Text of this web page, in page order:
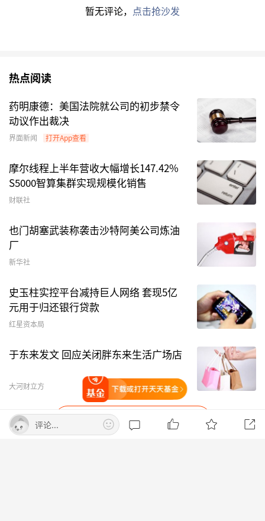
基金运作管理办法》及其他有关法律法规，我们研
一、起草背景
业绩比较基准是管理人基于产品定位和投资目标而
为基金设定的业绩参考标准，一般由指数、合约价
格、利率等要素构成，是基金合同的基本要素。从
功能作用看，业绩比较基准是基金投资
的“锚”和“尺”，发挥确定产品定位、明晰投资
策略、表征投资风格、衡量产品业绩、约束投资行
为等重要作用。但当前我国公募基金在业绩比较基
准方面还存在以下问题：一是法规制度缺乏专门
性、系统性的规定，仅在信息披露、特殊产品设计
等监管规则有零散要求，约束力不强。二是多数管
理人尚未建立覆盖业绩比较基准的全链条内控机
制，托管、销售等机构也未有效监督和使用基准。
三是部分主动管理权益类基金业绩大幅偏离业绩比
较基准，个别产品甚至出现“风格漂移”，对投资
者获得感造成较大影响。
二、主要内容
《指引》共二十一条，分为总则、基准的规范、管
暂无评论， 点击抢沙发
热点阅读
药明康德：美国法院就公司的初步禁令
动议作出裁决
界面新闻 打开App查看
摩尔线程上半年营收大幅增长147.42%
S5000智算集群实现规模化销售
财联社
也门胡塞武装称袭击沙特阿美公司炼油
厂
新华社
史玉柱实控平台减持巨人网络 套现5亿
元用于归还银行贷款
红星资本局
于东来发文 回应关闭胖东来生活广场店
大河财立方
打开APP查看更多精彩内容
评论...
打开天天基金